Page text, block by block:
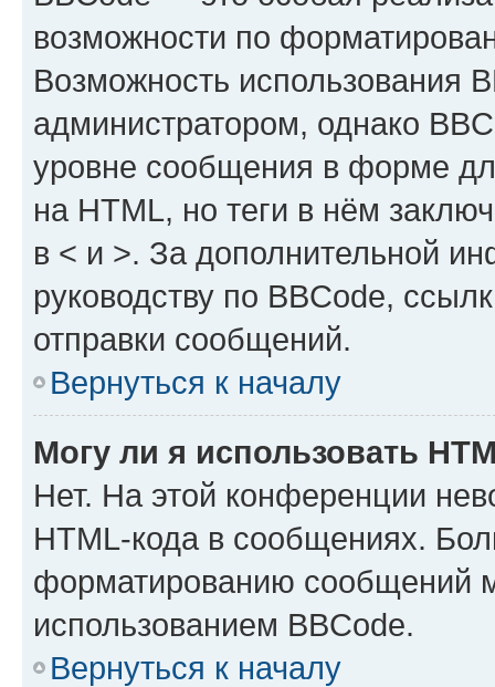
возможности по
Возможность использования
администратором, однако
уровне сообщения в форме
на HTML, но теги в нём
в < и >. За дополнительной
руководству по BBCode,
отправки сообщений.
Вернуться к началу
Могу ли я использовать
Нет. На этой конференции
HTML-кода в сообщениях.
форматированию сообщений
использованием BBCode.
Вернуться к началу